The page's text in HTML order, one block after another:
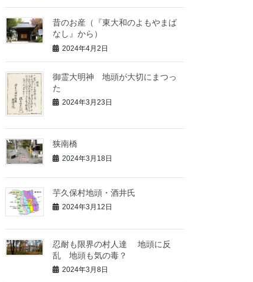
昔のお産（『東大和のよもやまば
なし』から）
2024年4月2日
御霊大明神 地頭が大切にまつっ
た
2024年3月23日
狭南橋
2024年3月18日
芋久保村地頭・酒井氏
2024年3月12日
忍耐も限界の村人達 地頭に反
乱 地頭も気の毒？
2024年3月8日